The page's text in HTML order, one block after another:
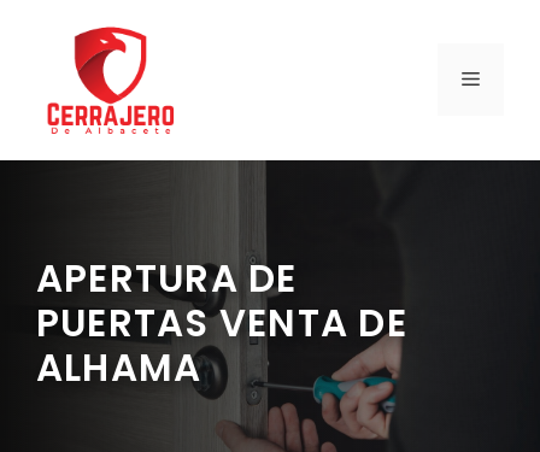
contenido
MENÚ
APERTURA DE
PUERTAS VENTA DE
ALHAMA